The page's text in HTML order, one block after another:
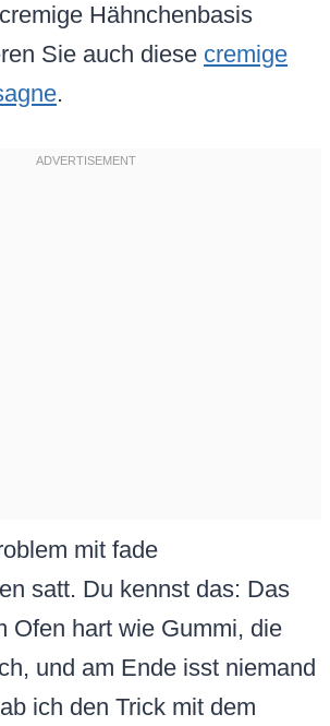
Hähnchenbasis
Sie auch diese cremige
.
mit fade
satt. Du kennst das: Das
Ofen hart wie Gummi, die
und am Ende isst niemand
ich den Trick mit dem